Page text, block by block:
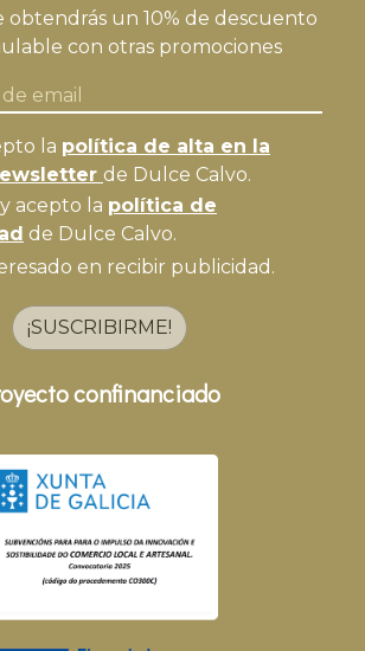
obtendrás un 10% de descuento
con otras promociones
la política de alta en la
de Dulce Calvo.
acepto la política de
de Dulce Calvo.
en recibir publicidad.
¡SUSCRIBIRME!
confinanciado